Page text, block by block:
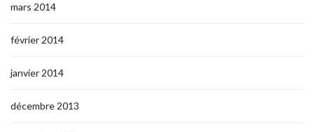
mars 2014
février 2014
janvier 2014
décembre 2013